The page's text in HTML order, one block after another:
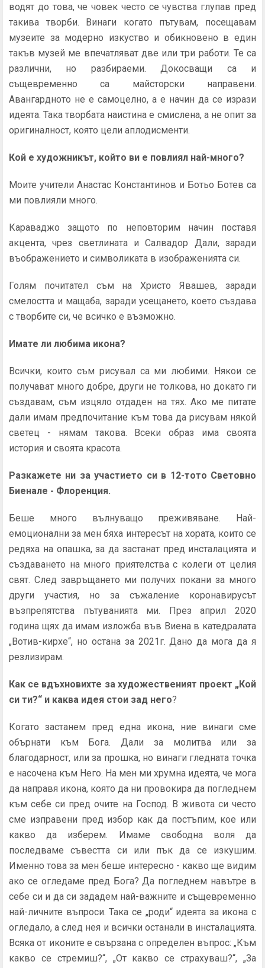
водят до това, че човек често се чувства глупав пред
такива творби. Винаги когато пътувам, посещавам
музеите за модерно изкуство и обикновено в един
такъв музей ме впечатляват две или три работи. Те са
различни, но разбираеми. Докосващи са и
същевременно са майсторски направени.
Авангардното не е самоцелно, а е начин да се изрази
идеята. Така творбата наистина е смислена, а не опит за
оригиналност, която цели аплодисменти.
Кой е художникът, който ви е повлиял най-много?
Моите учители Анастас Константинов и Ботьо Ботев са
ми повлияли много.
Караваджо защото по неповторим начин поставя
акцента, чрез светлината и Салвадор Дали, заради
въображението и символиката в изображенията си.
Голям почитател съм на Христо Явашев, заради
смелостта и мащаба, заради усещането, което създава
с творбите си, че всичко е възможно.
Имате ли любима икона?
Всички, които съм рисувал са ми любими. Някои се
получават много добре, други не толкова, но докато ги
създавам, съм изцяло отдаден на тях. Ако ме питате
дали имам предпочитание към това да рисувам някой
светец - нямам такова. Всеки образ има своята
история и своята красота.
Разкажете ни за участието си в 12-тото Световно
Биенале - Флоренция.
Беше много вълнуващо преживяване. Най-
емоционални за мен бяха интересът на хората, които се
редяха на опашка, за да застанат пред инсталацията и
създаването на много приятелства с колеги от целия
свят. След завръщането ми получих покани за много
други участия, но за съжаление коронавирусът
възпрепятства пътуванията ми. През април 2020
година щях да имам изложба във Виена в катедралата
„Вотив-кирхе“, но остана за 2021г. Дано да мога да я
резлизирам.
Как се вдъхновихте за художественият проект „Кой
си ти?“ и каква идея стои зад него?
Когато застанем пред една икона, ние винаги сме
обърнати към Бога. Дали за молитва или за
благодарност, или за прошка, но винаги гледната точка
е насочена към Него. На мен ми хрумна идеята, че мога
да направя икона, която да ни провокира да погледнем
към себе си пред очите на Господ. В живота си често
сме изправени пред избор как да постъпим, кое или
какво да изберем. Имаме свободна воля да
последваме съвестта си или пък да се изкушим.
Именно това за мен беше интересно - какво ще видим
ако се огледаме пред Бога? Да погледнем навътре в
себе си и да си зададем най-важните и същевременно
най-личните въпроси. Така се „роди“ идеята за икона с
огледало, а след нея и всички останали в инсталацията.
Всяка от иконите е свързана с определен въпрос: „Към
какво се стремиш?“, „От какво се страхуваш?“, „За